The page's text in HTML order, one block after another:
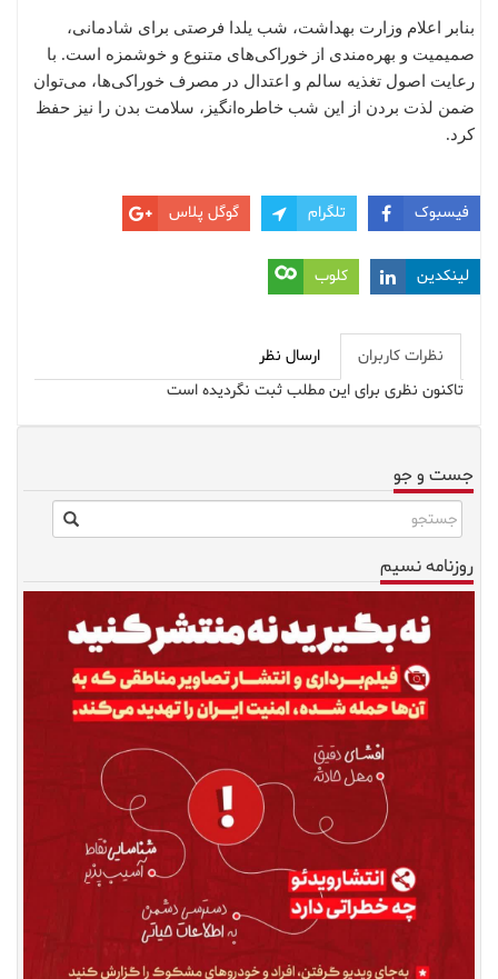
بنابر اعلام وزارت بهداشت، شب یلدا فرصتی برای شادمانی،
صمیمیت و بهره‌مندی از خوراکی‌های متنوع و خوشمزه است. با
رعایت اصول تغذیه سالم و اعتدال در مصرف خوراکی‌ها، می‌توان
ضمن لذت بردن از این شب خاطره‌انگیز، سلامت بدن را نیز حفظ
کرد.
فیسبوک تلگرام گوگل پلاس
لینکدین کلوب
نظرات کاربران
ارسال نظر
تاکنون نظری برای این مطلب ثبت نگردیده است
جست و جو
روزنامه نسیم